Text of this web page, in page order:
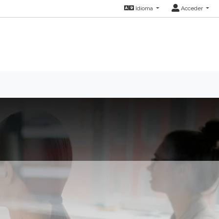
Idioma Acceder